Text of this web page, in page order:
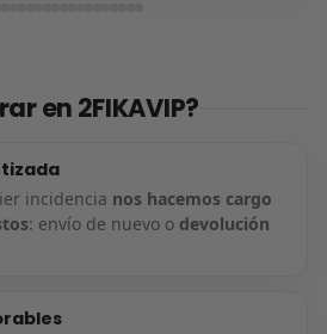
en 2FIKAVIP?
incidencia nos hacemos cargo
: envío de nuevo o devolución